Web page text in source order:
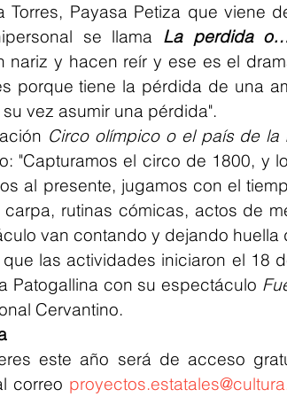
Torres, Payasa Petiza que viene
se llama La perdida
nariz y hacen reír y ese es el
porque tiene la pérdida de una
vez asumir una pérdida".
Circo olímpico o el país de la
"Capturamos el circo de 1800, y
al presente, jugamos con el
carpa, rutinas cómicas, actos de
van contando y dejando huella
las actividades iniciaron el 18
Patogallina con su espectáculo
Cervantino.
este año será de acceso
correo